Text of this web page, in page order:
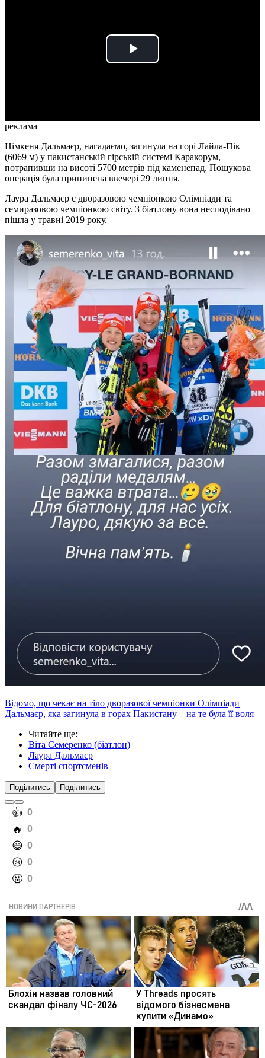
Play
реклама
Німкеня Дальмаєр, нагадаємо, загинула на горі Лайла-Пік
(6069 м) у пакистанській гірській системі Каракорум,
потрапивши на висоті 5700 метрів під каменепад. Пошукова
операція була припинена ввечері 29 липня.
Лаура Дальмаєр є дворазовою чемпіонкою Олімпіади та
семиразовою чемпіонкою світу. З біатлону вона несподівано
пішла у травні 2019 року.
Відомо, що чекає на тіло дворазової чемпіонки Олімпіади
Дальмаєр, яка загинула в горах Пакистану – на те була її воля
Читайте ще:
Віта Семеренко (біатлон)
Лаура Дальмаєр
Смерті спортсменів
Поділитись Поділитись
️👍 0
️🔥 0
️😄 0
️😢 0
️🤬 0